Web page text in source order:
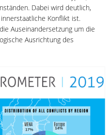
Dabei wird deutlich,
Konflikt ist.
Auseinandersetzung um die
Ausrichtung des